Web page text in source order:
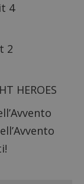
4
2
HEROES